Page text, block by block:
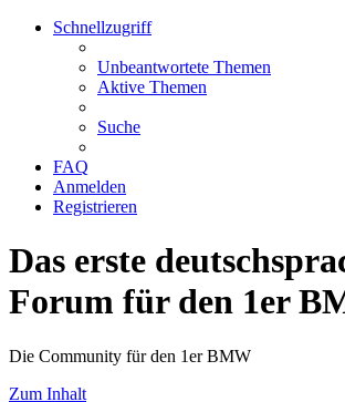
Schnellzugriff
Unbeantwortete Themen
Aktive Themen
Suche
FAQ
Anmelden
Registrieren
Das erste
Forum für den 1er
Die Community für den 1er BMW
Zum Inhalt